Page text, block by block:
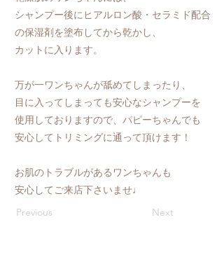
シャンプー後にヒアルロン酸・セラミド配合
の保湿剤を塗布してから乾かし、
カットに入ります。
万が一ワンちゃんが舐めてしまったり、
目に入ってしまっても安心なシャンプーを
使用しておりますので、パピーちゃんでも
安心してトリミングに通って頂けます！
お肌のトラブルがあるワンちゃんも
安心してご来店下さいませ♩
Previous Next